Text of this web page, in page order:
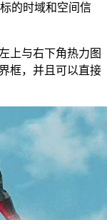
的时域和空间信
与右下角热力图
框，并且可以直接